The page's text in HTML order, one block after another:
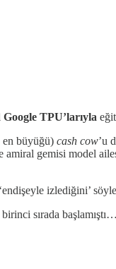
Google TPU’larıyla
en büyüğü) cash cow’u
amiral gemisi model
izlediğini’
birinci sırada